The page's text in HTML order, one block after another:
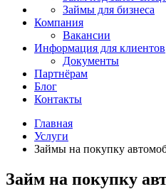
Займы для бизнеса
Компания
Вакансии
Информация для клиентов
Документы
Партнёрам
Блог
Контакты
Главная
Услуги
Займы на покупку
Займ на покупку